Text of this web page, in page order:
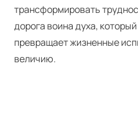
трансформировать
дорога воина духа,
превращает жизненные
величию.